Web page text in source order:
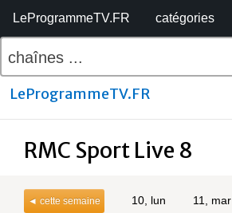
LeProgrammeTV.FR catégories
chaînes ...
LeProgrammeTV.FR
RMC Sport Live 8
◄ cette semaine 10, lun 11, mar